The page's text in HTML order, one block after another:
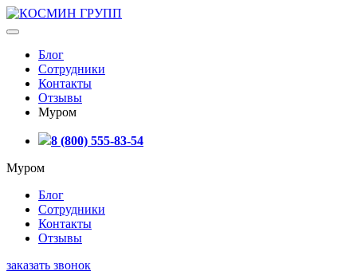
Блог
Сотрудники
Контакты
Отзывы
Муром
8 (800) 555-83-54
Муром
Блог
Сотрудники
Контакты
Отзывы
заказать звонок